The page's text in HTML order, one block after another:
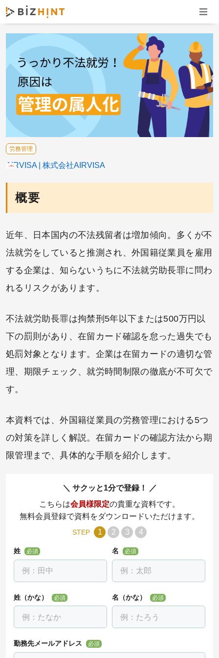
ナビ
概要
近年、日本国内の不法残留者は増加傾向。多くが不
法就労をしていると推測され、外国籍従業員を雇用
する企業は、知らないうちに不法就労助長罪に問わ
れるリスクがあります。
不法就労助長罪は拘禁刑5年以下または500万円以
下の罰則があり、在留カード確認を怠った過失でも
処罰対象となります。企業は在留カードの適切な管
理、期限チェック、就労時間制限の徹底が不可欠で
す。
本資料では、外国籍従業員の労務管理における5つ
の対策を詳しく解説。在留カードの確認方法から期
限管理まで、具体的な手順を紹介します。
労務管理
AIRVISA 株式会社AIRVISA
サクッと1分で登録！
こちらは会員様限定の貴重な資料です。
無料会員登録で資料をダウンロードいただけます。
STEP 1 2 3 4
姓 必須 名 必須
姓（かな） 必須 名（かな） 必須
勤務先メールアドレス 必須